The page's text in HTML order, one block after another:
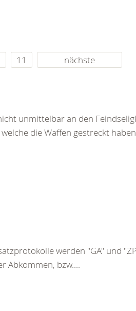
11 nächste
unmittelbar an den
die Waffen gestreckt
werden "GA" und
Abkommen, bzw....